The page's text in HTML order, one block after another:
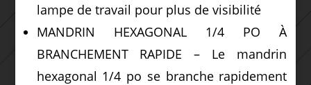
lampe de travail pour plus de visibilité
MANDRIN HEXAGONAL 1/4 PO À
BRANCHEMENT RAPIDE – Le mandrin
hexagonal 1/4 po se branche rapidement